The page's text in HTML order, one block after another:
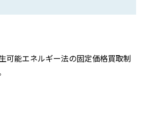
可能エネルギー法の固定価格買取制